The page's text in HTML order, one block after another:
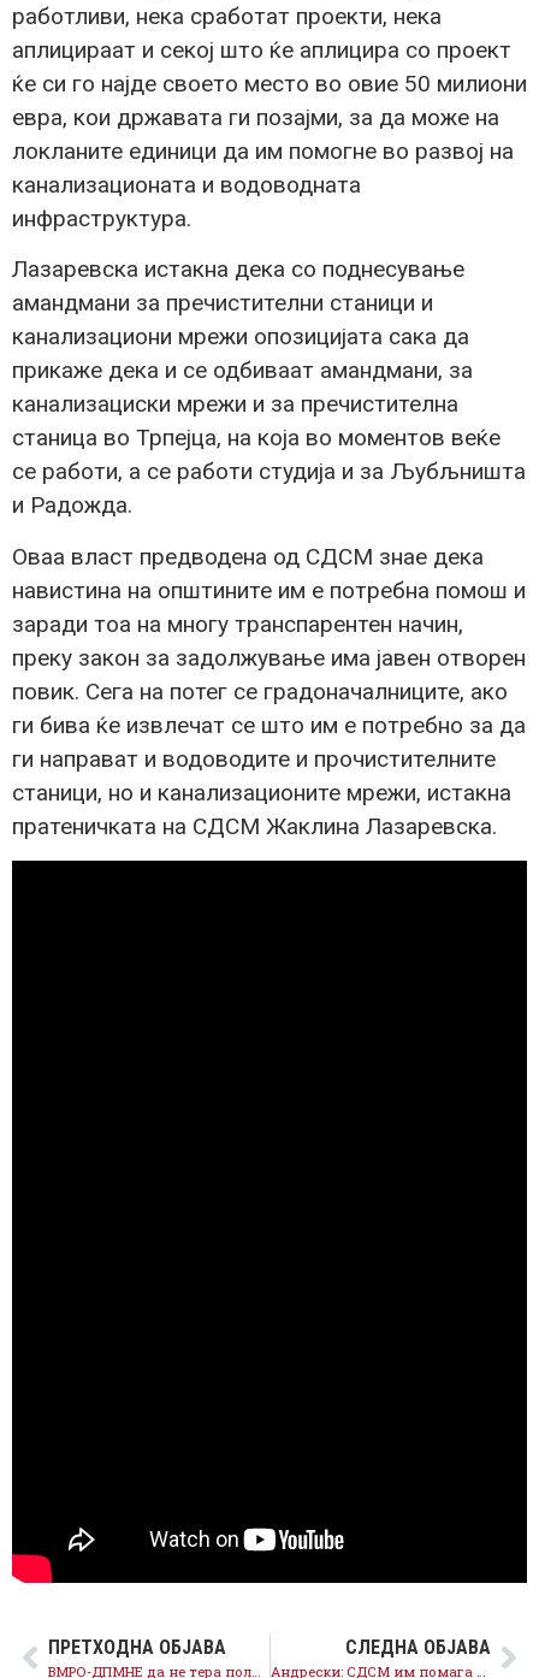
работливи, нека сработат проекти, нека
аплицираат и секој што ќе аплицира со проект
ќе си го најде своето место во овие 50 милиони
евра, кои државата ги позајми, за да може на
локланите единици да им помогне во развој на
канализационата и водоводната
инфраструктура.
Лазаревска истакна дека со поднесување
амандмани за пречистителни станици и
канализациони мрежи опозицијата сака да
прикаже дека и се одбиваат амандмани, за
канализациски мрежи и за пречистителна
станица во Трпејца, на која во моментов веќе
се работи, а се работи студија и за Љубљништа
и Радожда.
Оваа власт предводена од СДСМ знае дека
навистина на општините им е потребна помош и
заради тоа на многу транспарентен начин,
преку закон за задолжување има јавен отворен
повик. Сега на потег се градоначалниците, ако
ги бива ќе извлечат се што им е потребно за да
ги направат и водоводите и прочистителните
станици, но и канализационите мрежи, истакна
пратеничката на СДСМ Жаклина Лазаревска.
ПРЕТХОДНА ОБЈАВА
ВМРО-ДПМНЕ да не тера политика и пласира дополнителна паника, дојавите за бомби се хибридни напади врз институциите
СЛЕДНА ОБЈАВА
Андрески: СДСМ им помага на граѓаните, ВМРО-ДПМНЕ прави хаос и блокади